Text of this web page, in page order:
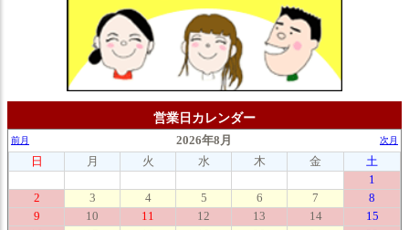
営業日カレンダー